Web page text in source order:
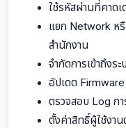
ใช้รหัสผ่านที่คาดเ
แยก Network หรื
สำนักงาน
จำกัดการเข้าถึงร
อัปเดต
ตรวจสอบ Log กา
ตั้งค่าสิทธิ์ผู้ใช้งา